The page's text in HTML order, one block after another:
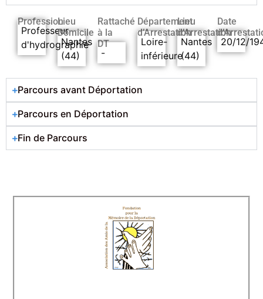
Profession
Professeur
d'hydrographie
Lieu
Domicile
Nantes
(44)
Rattaché
à la
DT
-
Département
d’Arrestation
Loire-
inférieure
Lieu
d’Arrestation
Nantes
(44)
Date
20/12/
Parcours avant Déportation
Parcours en Déportation
Fin de Parcours